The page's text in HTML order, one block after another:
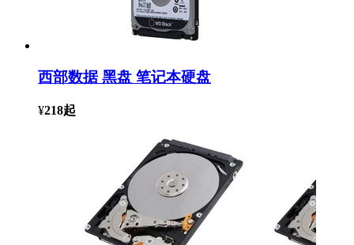
西部数据 黑盘 笔记本硬盘
¥218起